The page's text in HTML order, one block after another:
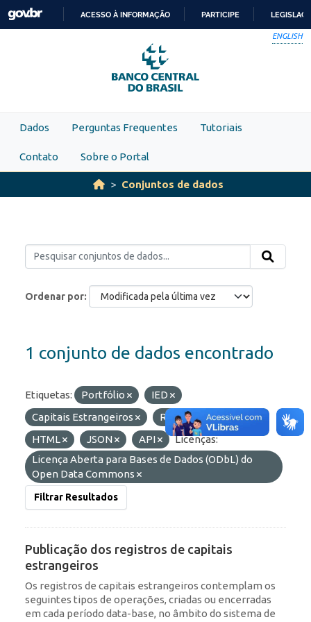
Skip to main content
PARA
O
CONTEÚDO
ACESSO À INFORMAÇÃO PARTICIPE
ENGLISH
Dados Perguntas Frequentes Tutoriais
Contato Sobre o Portal
Conjuntos de dados
Ordenar por
1 conjunto de dados encontrado
Etiquetas: Portfólio
IED
Capitais Estrangeiros
RDE
Formatos:
HTML
JSON API
Licenças:
Licença Aberta para Bases de Dados (ODbL) do
Open Data Commons
Filtrar Resultados
Publicação dos registros de capitais
estrangeiros
Os registros de capitais estrangeiros contemplam os
seguintes tipos de operações, criadas ou encerradas
em cada período data-base, no âmbito do sistema de